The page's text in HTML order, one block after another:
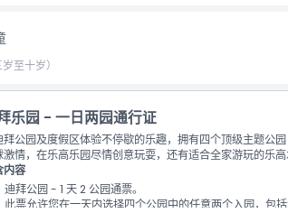
政策
那里
岁至十岁）
乐园 - 一日两园通行证
拜公园及度假区体验不停歇的乐趣，拥有四个顶级主题公
激情，在乐高乐园尽情创意玩耍，还有适合全家游玩的乐高
内容
迪拜公园 - 1 天 2 公园通票。
此票允许您在一天内选择四个公园中的任意两个入园，包